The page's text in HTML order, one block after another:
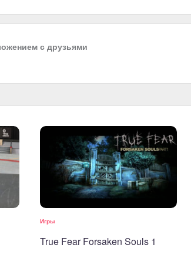
с друзьями
Игры
True Fear Forsaken Souls 1